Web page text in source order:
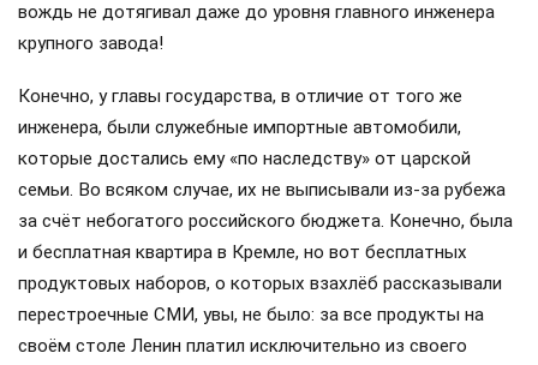
вождь не дотягивал даже до уровня главного инженера
крупного завода!
Конечно, у главы государства, в отличие от того же
инженера, были служебные импортные автомобили,
которые достались ему «по наследству» от царской
семьи. Во всяком случае, их не выписывали из-за рубежа
за счёт небогатого российского бюджета. Конечно, была
и бесплатная квартира в Кремле, но вот бесплатных
продуктовых наборов, о которых взахлёб рассказывали
перестроечные СМИ, увы, не было: за все продукты на
своём столе Ленин платил исключительно из своего